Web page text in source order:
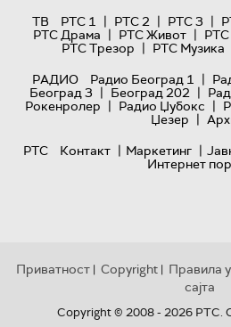
ТВ
РТС 1 | РТС 2 | РТС 3 |
РТС Драма | РТС Живот | РТС
РТС Трезор | РТС Музика
РАДИО
Радио Београд 1 |
Београд 3 | Београд 202 |
Рокенролер | Радио Џубокс |
Џезер |
РТС
Контакт | Маркетинг |
Интернет
Приватност | Copyright | Правила
сајта
Copyright © 2008 - 2026 РТС.